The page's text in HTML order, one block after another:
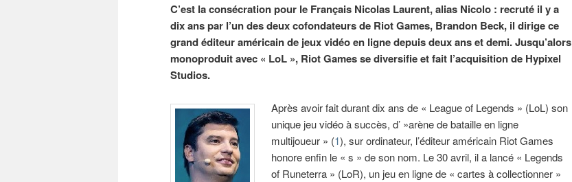
C’est la consécration pour le Français Nicolas Laurent, alias Nicolo : recruté il y a
dix ans par l’un des deux cofondateurs de Riot Games, Brandon Beck, il dirige ce
grand éditeur américain de jeux vidéo en ligne depuis deux ans et demi. Jusqu’alors
monoproduit avec « LoL », Riot Games se diversifie et fait l’acquisition de Hypixel
Studios.
Après avoir fait durant dix ans de « League of Legends » (LoL) son
unique jeu vidéo à succès, d’ »arène de bataille en ligne
multijoueur » (1), sur ordinateur, l’éditeur américain Riot Games
honore enfin le « s » de son nom. Le 30 avril, il a lancé « Legends
of Runeterra » (LoR), un jeu en ligne de « cartes à collectionner »